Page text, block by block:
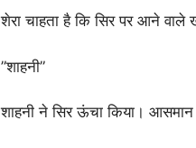
शेरा चाहता है कि सिर पर आने
”शाहनी”
शाहनी ने सिर ऊंचा किया।